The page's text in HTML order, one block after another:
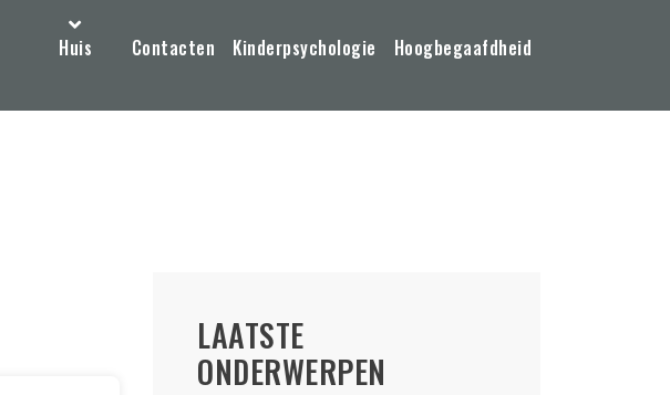
Huis Contacten Kinderpsychologie Hoogbegaafdheid
LAATSTE
ONDERWERPEN